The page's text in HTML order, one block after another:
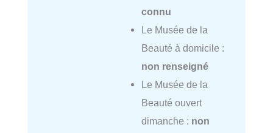
connu
Le Musée de la
Beauté à domicile :
non renseigné
Le Musée de la
Beauté ouvert
dimanche : non